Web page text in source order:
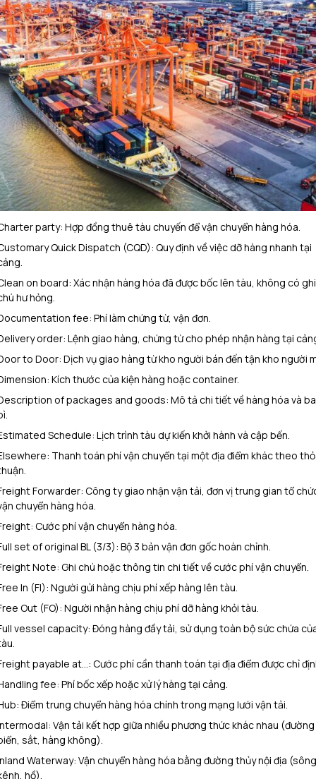
party: Hợp đồng thuê tàu chuyến để vận chuyển hàng hóa.
Quick Dispatch (CQD): Quy định về việc dỡ hàng nhanh tại
on board: Xác nhận hàng hóa đã được bốc lên tàu, không có ghi
hư hỏng.
fee: Phí làm chứng từ, vận đơn.
order: Lệnh giao hàng, chứng từ cho phép nhận hàng tại
to Door: Dịch vụ giao hàng từ kho người bán đến tận kho người
Kích thước của kiện hàng hoặc container.
of packages and goods: Mô tả chi tiết về hàng hóa và
Schedule: Lịch trình tàu dự kiến khởi hành và cập bến.
Thanh toán phí vận chuyển tại một địa điểm khác theo
Forwarder: Công ty giao nhận vận tải, đơn vị trung gian tổ
chuyển hàng hóa.
Cước phí vận chuyển hàng hóa.
set of original BL (3/3): Bộ 3 bản vận đơn gốc hoàn chỉnh.
Note: Ghi chú hoặc thông tin chi tiết về cước phí vận chuyển.
In (FI): Người gửi hàng chịu phí xếp hàng lên tàu.
Out (FO): Người nhận hàng chịu phí dỡ hàng khỏi tàu.
vessel capacity: Đóng hàng đầy tải, sử dụng toàn bộ sức chứa
payable at…: Cước phí cần thanh toán tại địa điểm được chỉ
fee: Phí bốc xếp hoặc xử lý hàng tại cảng.
Điểm trung chuyển hàng hóa chính trong mạng lưới vận tải.
Vận tải kết hợp giữa nhiều phương thức khác nhau
sắt, hàng không).
Waterway: Vận chuyển hàng hóa bằng đường thủy nội địa
hồ).